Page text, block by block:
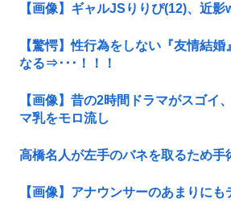
【画像】ギャルJSりりぴ(12)、近影
【驚愕】性行為をしない『友情結
なる⇒･･･！！！
【画像】昔の2時間ドラマがスゴイ
マ乳をモロ流し
高橋名人が左手のバネを取るため手
【画像】アナウンサーのあまりにも